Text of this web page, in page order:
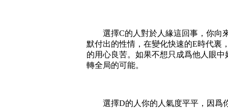
選擇C的人對於人緣這回事，你向來
默付出的性情，在變化快速的E時代裏
的用心良苦。如果不想只成爲他人眼
轉全局的可能。
選擇D的人你的人氣度平平，因爲你